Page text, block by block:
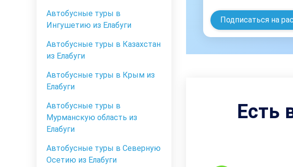
Автобусные туры в
Ингушетию из Елабуги
Автобусные туры в Казахстан
из Елабуги
Автобусные туры в Крым из
Елабуги
Автобусные туры в
Мурманскую область из
Елабуги
Автобусные туры в Северную
Осетию из Елабуги
Подписаться на
Есть